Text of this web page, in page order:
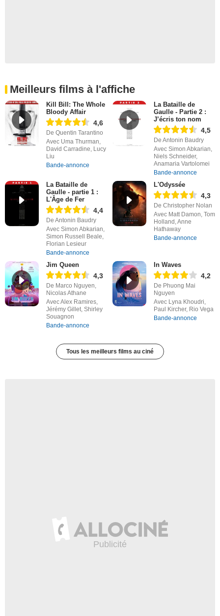
Meilleurs films à l'affiche
Kill Bill: The Whole
Bloody Affair
4,6
De Quentin Tarantino
Avec Uma Thurman,
David Carradine, Lucy
Liu
Bande-annonce
La Bataille de
Gaulle - Partie 2 :
J’écris ton nom
4,5
De Antonin Baudry
Avec Simon Abkarian,
Niels Schneider,
Anamaria Vartolomei
Bande-annonce
La Bataille de
Gaulle - partie 1 :
L'Âge de Fer
4,4
De Antonin Baudry
Avec Simon Abkarian,
Simon Russell Beale,
Florian Lesieur
Bande-annonce
L'Odyssée
4,3
De Christopher Nolan
Avec Matt Damon, Tom
Holland, Anne
Hathaway
Bande-annonce
Jim Queen
4,3
De Marco Nguyen,
Nicolas Athane
Avec Alex Ramires,
Jérémy Gillet, Shirley
Souagnon
Bande-annonce
In Waves
4,2
De Phuong Mai
Nguyen
Avec Lyna Khoudri,
Paul Kircher, Rio Vega
Bande-annonce
Tous les meilleurs films au ciné